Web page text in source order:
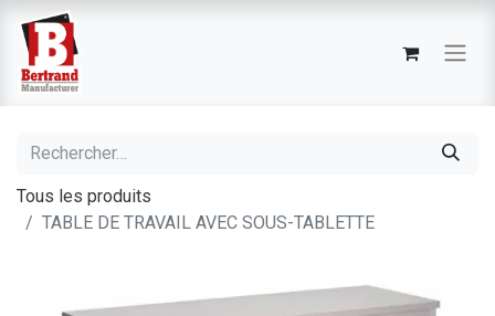
Tous les produits
TABLE DE TRAVAIL AVEC SOUS-TABLETTE